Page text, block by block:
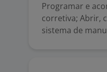
Programar e
corretiva; Abrir,
sistema de